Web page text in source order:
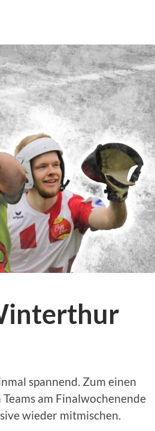
spannend. Zum einen
am Finalwochenende
wieder mitmischen.